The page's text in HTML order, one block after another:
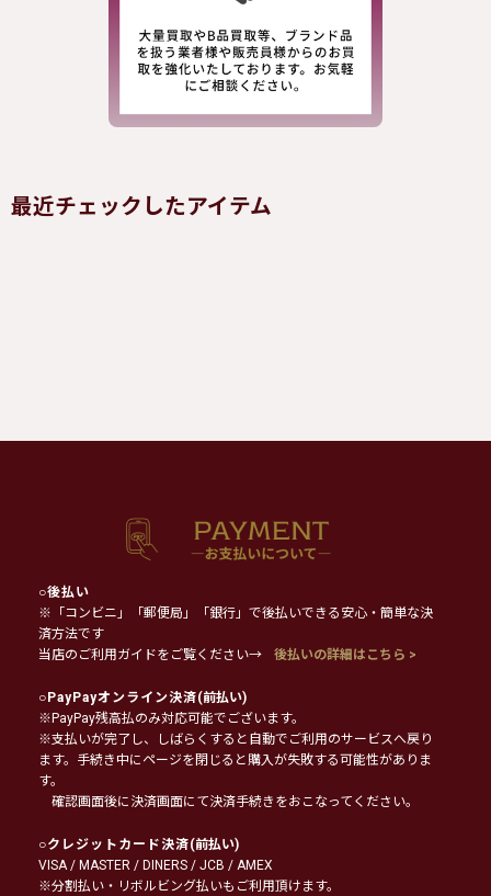
最近チェックしたアイテム
○後払い
※「コンビニ」「郵便局」「銀行」で後払いできる安心・簡単な決
済方法です
当店のご利用ガイドをご覧ください→
後払いの詳細はこちら >
○PayPayオンライン決済(前払い)
※PayPay残高払のみ対応可能でございます。
※支払いが完了し、しばらくすると自動でご利用のサービスへ戻り
ます。手続き中にページを閉じると購入が失敗する可能性がありま
す。
確認画面後に決済画面にて決済手続きをおこなってください。
○クレジットカード決済(前払い)
VISA / MASTER / DINERS / JCB / AMEX
※分割払い・リボルビング払いもご利用頂けます。